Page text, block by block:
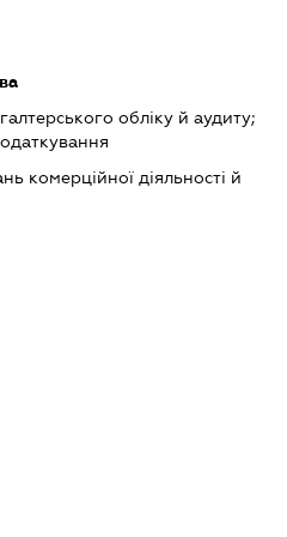
обліку й аудиту;
комерційної діяльності й